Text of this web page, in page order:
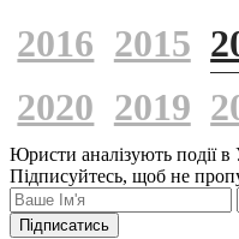
2015
2016
2019
2020
Юристи аналізують події в
Підписуйтесь, щоб не
Підписатись